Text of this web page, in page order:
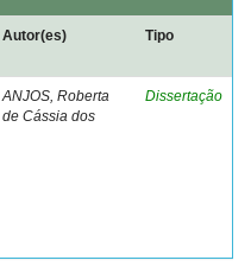
Autor(es) Tipo
ANJOS, Roberta
de Cássia dos
Dissertação